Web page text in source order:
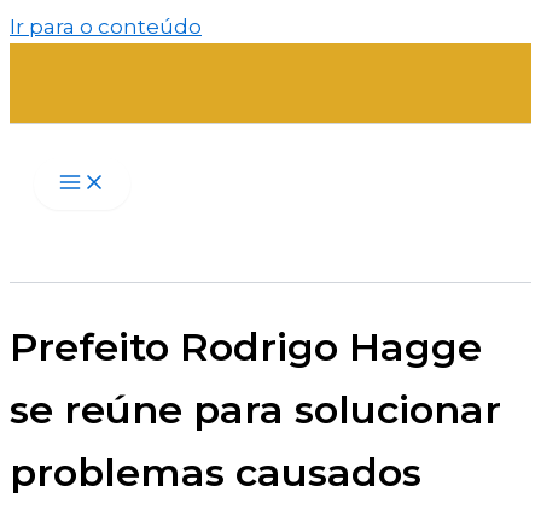
Ir para o conteúdo
Prefeito Rodrigo Hagge
se reúne para solucionar
problemas causados